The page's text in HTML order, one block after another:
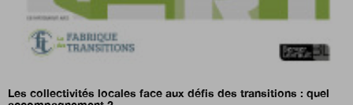
Les collectivités locales face aux défis des transitions : quel